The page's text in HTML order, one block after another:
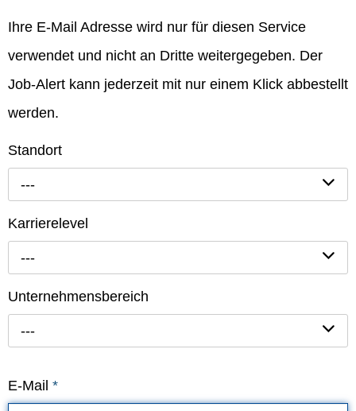
Ihre E-Mail Adresse wird nur für diesen Service
verwendet und nicht an Dritte weitergegeben. Der
Job-Alert kann jederzeit mit nur einem Klick abbestellt
werden.
Standort
---
Karrierelevel
---
Unternehmensbereich
---
E-Mail *